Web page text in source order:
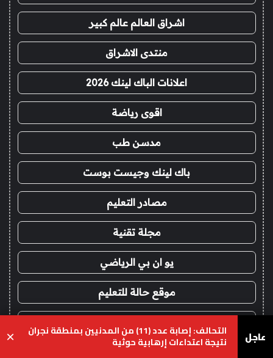
اشراق العالم عالم كبير
منتدى الاشراق
اعلانات الباك لينك 2026
اقوى رياضة
مدسن طب
باك لينك وجيست بوست
مصادر التعليم
مجلة تقنية
يو ان بي الرياضي
موقع حالة للتعليم
هيدب فنون وترفيه
عاجل التحالف: إصابة عدد (11) من المدنيين بمنطقة نجران
نتيجة اعتداءات إرهابية حوثية ×